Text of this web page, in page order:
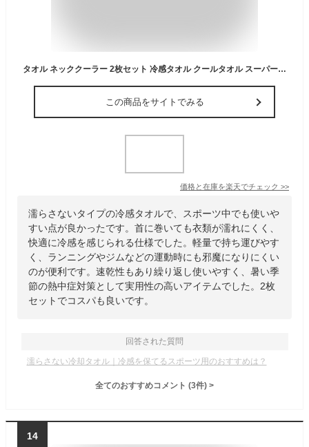
タオル ネッククーラー 2枚セット 冷感タオル クールタオル スーパークール ひんやり 冷たい 送料無料 子供 アウトドア フェイスタオル 大人 冷たい 濡らさない 冷感 猛暑 夏 冷却タオル スポーツ 夏の熱中症対策 速乾 軽量 超吸水 暑さ対策
この商品をサイトでみる
価格と在庫を楽天でチェック >>
濡らさないタイプの冷感タオルで、スポーツ中でも使いや
すい点が良かったです。首に巻いても衣類が濡れにくく、
快適に冷感を感じられる仕様でした。軽量で持ち運びやす
く、ランニングやジムなどの運動時にも邪魔になりにくい
のが便利です。速乾性もあり繰り返し使いやすく、暑い季
節の熱中症対策として実用性の高いアイテムでした。2枚
セットでコスパも良いです。
回答された質問
濡らさない冷却タオル｜冷感を保てるスポーツ用のおすすめは？
全てのおすすめコメント (3件) >
14